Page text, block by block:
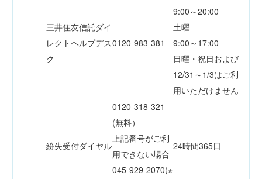
三井住友信託ダイ
レクトヘルプデス
ク
0120-983-381
9:00～20:00
土曜
9:00～17:00
日曜・祝日および
12/31～1/3はご利
用いただけません
紛失受付ダイヤル
0120-318-321
(無料）
上記番号がご利
用できない場合
045-929-2070(※
24時間365日